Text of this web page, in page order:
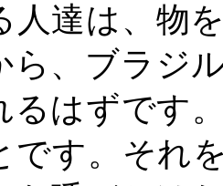
人達は、物
ら、ブラジ
るはずです
です。それ